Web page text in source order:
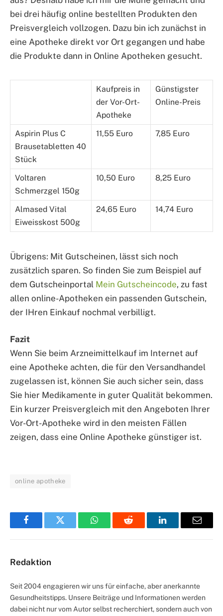
bei drei häufig online bestellten Produkten den
Preisvergleich vollzogen. Dazu bin ich zunächst in
eine Apotheke direkt vor Ort gegangen und habe
die Produkte dann in Online Apotheken gesucht.
Kaufpreis in
der Vor-Ort-
Apotheke
Günstigster
Online-Preis
Aspirin Plus C
Brausetabletten 40
Stück
11,55 Euro 7,85 Euro
Voltaren
Schmerzgel 150g
10,50 Euro 8,25 Euro
Almased Vital
Eiweisskost 500g
24,65 Euro 14,74 Euro
Übrigens: Mit Gutscheinen, lässt sich noch
zusätzlich sparen. So finden Sie zum Beispiel auf
dem Gutscheinportal Mein Gutscheincode, zu fast
allen online-Apotheken ein passenden Gutschein,
der IHren Einkauf nochmal verbilligt.
Fazit
Wenn Sie beim Arzneimittelkauf im Internet auf
eine Apotheke achten, die für den Versandhandel
zugelassen ist, können Sie auch sicher sein, dass
Sie hier Medikamente in guter Qualität bekommen.
Ein kurzer Preisvergleich mit den Angeboten Ihrer
Vor-Ort-Apotheke wird in den meisten Fällen
zeigen, dass eine Online Apotheke günstiger ist.
online apotheke
FacebookTwitter WhatsAppReddit LinkedInEmail
Redaktion
Seit 2004 engagieren wir uns für einfache, aber anerkannte
Gesundheitstipps. Unsere Beiträge und Informationen werden
dabei nicht nur vom Autor selbst recherchiert, sondern auch von